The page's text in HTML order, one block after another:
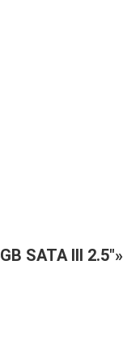
SATA III 2.5″»